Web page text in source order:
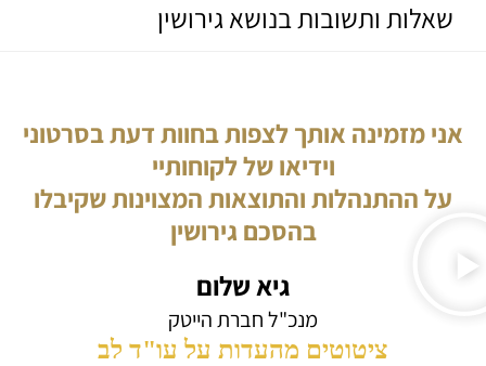
שאלות ותשובות בנושא גירושין
אני מזמינה אותך לצפות בחוות דעת בסרטוני
וידיאו של לקוחותיי
על ההתנהלות והתוצאות המצוינות שקיבלו
בהסכם גירושין
גיא שלום
מנכ"ל חברת הייטק
ציטוטים מהעדות על עו"ד לב